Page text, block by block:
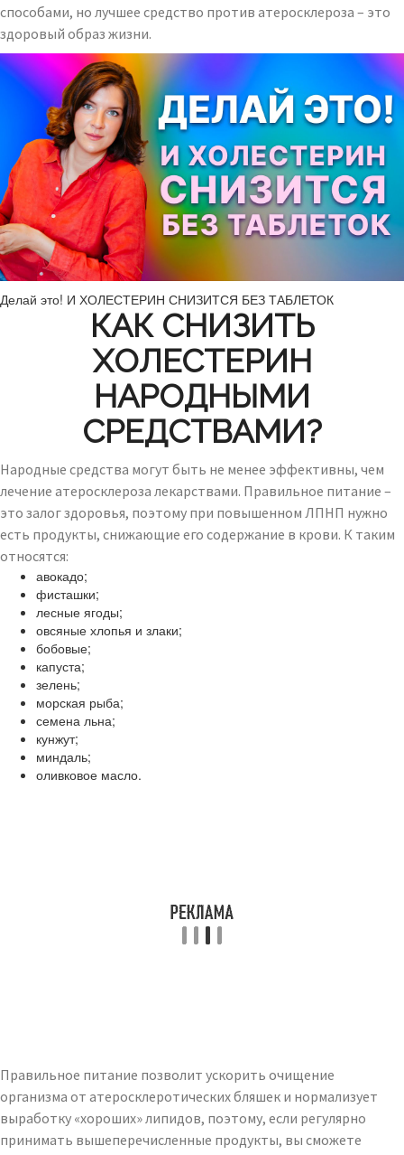
способами, но лучшее средство против атеросклероза – это
здоровый образ жизни.
Делай это! И ХОЛЕСТЕРИН СНИЗИТСЯ БЕЗ ТАБЛЕТОК
КАК СНИЗИТЬ
ХОЛЕСТЕРИН
НАРОДНЫМИ
СРЕДСТВАМИ?
Народные средства могут быть не менее эффективны, чем
лечение атеросклероза лекарствами. Правильное питание –
это залог здоровья, поэтому при повышенном ЛПНП нужно
есть продукты, снижающие его содержание в крови. К таким
относятся:
авокадо;
фисташки;
лесные ягоды;
овсяные хлопья и злаки;
бобовые;
капуста;
зелень;
морская рыба;
семена льна;
кунжут;
миндаль;
оливковое масло.
Правильное питание позволит ускорить очищение
организма от атеросклеротических бляшек и нормализует
выработку «хороших» липидов, поэтому, если регулярно
принимать вышеперечисленные продукты, вы сможете